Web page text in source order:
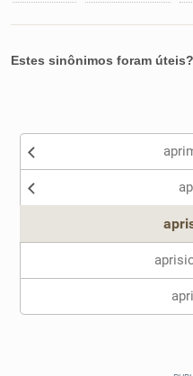
Caça-palavras
Sinônimos
Estes sinônimos foram úteis?
Nenhum dos sinônimos